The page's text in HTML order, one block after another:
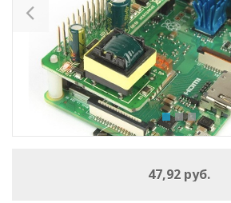
47,92 руб.